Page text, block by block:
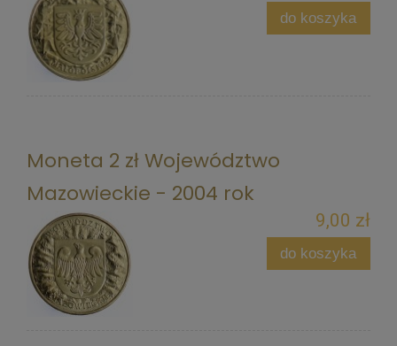
do koszyka
Moneta 2 zł Województwo
Mazowieckie - 2004 rok
9,00 zł
do koszyka